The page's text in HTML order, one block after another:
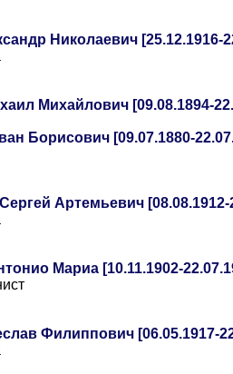
Николаевич [25.12.1916-
Михайлович [09.08.1894-
Борисович [09.07.1880-
Артемьевич [08.08.1912-
Мариа [10.11.1902-
Филиппович [06.05.1917-